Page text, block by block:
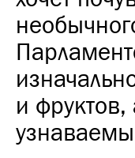
и фруктов,